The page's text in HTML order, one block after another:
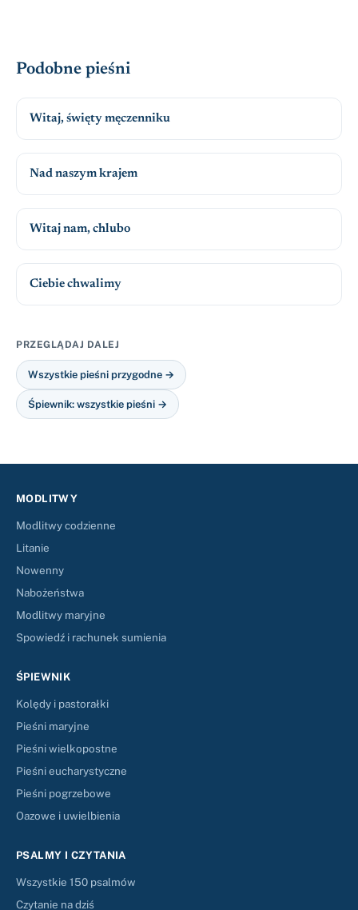
Podobne pieśni
Witaj, święty męczenniku
Nad naszym krajem
Witaj nam, chlubo
Ciebie chwalimy
PRZEGLĄDAJ DALEJ
Wszystkie pieśni przygodne →
Śpiewnik: wszystkie pieśni →
MODLITWY
Modlitwy codzienne
Litanie
Nowenny
Nabożeństwa
Modlitwy maryjne
Spowiedź i rachunek sumienia
ŚPIEWNIK
Kolędy i pastorałki
Pieśni maryjne
Pieśni wielkopostne
Pieśni eucharystyczne
Pieśni pogrzebowe
Oazowe i uwielbienia
PSALMY I CZYTANIA
Wszystkie 150 psalmów
Czytanie na dziś